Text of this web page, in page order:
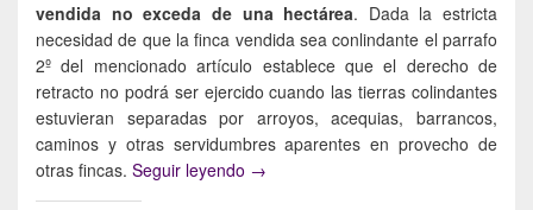
vendida no exceda de una hectárea. Dada la estricta
necesidad de que la finca vendida sea conlindante el parrafo
2º del mencionado artículo establece que el derecho de
retracto no podrá ser ejercido cuando las tierras colindantes
estuvieran separadas por arroyos, acequias, barrancos,
caminos y otras servidumbres aparentes en provecho de
otras fincas. Seguir leyendo El retracto de colindantes
→